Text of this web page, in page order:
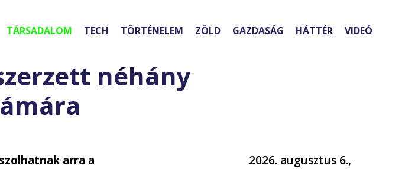
TÁRSADALOM TECH TÖRTÉNELEM ZÖLD GAZDASÁG HÁTTÉR VIDEÓ
néhány
arra a
2026. augusztus 6.,